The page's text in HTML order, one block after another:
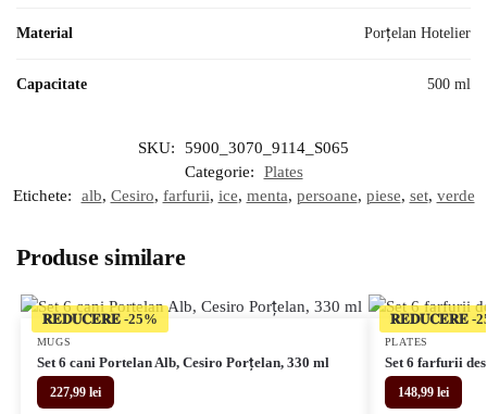
Material Porțelan Hotelier
Capacitate 500 ml
SKU:
5900_3070_9114_S065
Categorie:
Plates
Etichete:
alb, Cesiro, farfurii, ice, menta, persoane, piese, set, verde
Produse similare
𝐑𝐄𝐃𝐔𝐂𝐄𝐑𝐄
MUGS
Set 6 cani Portelan Alb, Cesiro Porțelan, 330 ml
227,99 lei
𝐑𝐄𝐃𝐔𝐂𝐄𝐑𝐄
PLATES
Set 6 farfurii
148,99 lei